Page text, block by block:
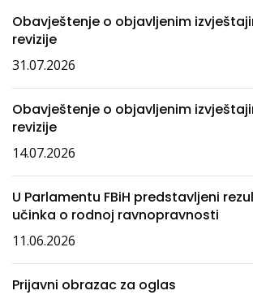
Obavještenje o objavljenim
revizije
31.07.2026
Obavještenje o objavljenim
revizije
14.07.2026
U Parlamentu FBiH predstavljeni
učinka o rodnoj ravnopravnosti
11.06.2026
Prijavni obrazac za oglas